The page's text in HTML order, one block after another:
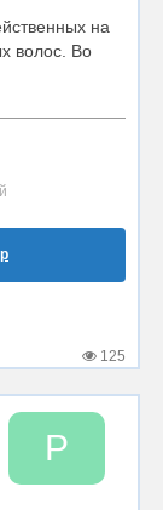
на
волос. Во
125
P